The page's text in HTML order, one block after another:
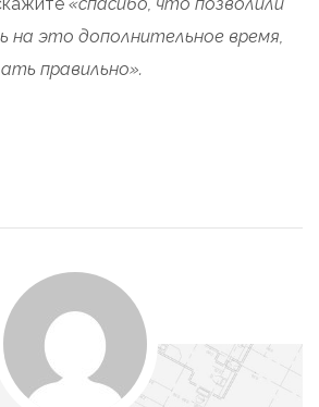
это дополнительное время,
правильно».